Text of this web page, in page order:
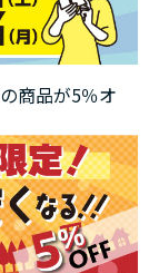
商品が5％オ